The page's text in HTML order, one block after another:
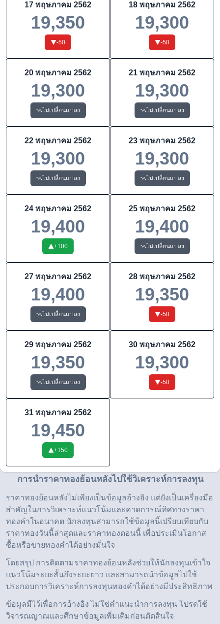
17 พฤษภาคม 2562
19,350
-50
18 พฤษภาคม 2562
19,300
-50
20 พฤษภาคม 2562
19,300
ไม่เปลี่ยนแปลง
21 พฤษภาคม 2562
19,300
ไม่เปลี่ยนแปลง
22 พฤษภาคม 2562
19,300
ไม่เปลี่ยนแปลง
23 พฤษภาคม 2562
19,300
ไม่เปลี่ยนแปลง
24 พฤษภาคม 2562
19,400
+100
25 พฤษภาคม 2562
19,400
ไม่เปลี่ยนแปลง
27 พฤษภาคม 2562
19,400
ไม่เปลี่ยนแปลง
28 พฤษภาคม 2562
19,350
-50
29 พฤษภาคม 2562
19,350
ไม่เปลี่ยนแปลง
30 พฤษภาคม 2562
19,300
-50
31 พฤษภาคม 2562
19,450
+150
การนำราคาทองย้อนหลังไปใช้วิเคราะห์การลงทุน
ราคาทองย้อนหลังไม่เพียงเป็นข้อมูลอ้างอิง แต่ยังเป็นเครื่องมือ
สำคัญในการวิเคราะห์แนวโน้มและคาดการณ์ทิศทางราคา
ทองคำในอนาคต นักลงทุนสามารถใช้ข้อมูลนี้เปรียบเทียบกับ
ราคาทองวันนี้ล่าสุดและราคาทองตอนนี้ เพื่อประเมินโอกาส
ซื้อหรือขายทองคำได้อย่างมั่นใจ
โดยสรุป การติดตามราคาทองย้อนหลังช่วยให้นักลงทุนเข้าใจ
แนวโน้มระยะสั้นถึงระยะยาว และสามารถนำข้อมูลไปใช้
ประกอบการวิเคราะห์การลงทุนทองคำได้อย่างมีประสิทธิภาพ
ข้อมูลมีไว้เพื่อการอ้างอิง ไม่ใช่คำแนะนำการลงทุน โปรดใช้
วิจารณญาณและศึกษาข้อมูลเพิ่มเติมก่อนตัดสินใจ